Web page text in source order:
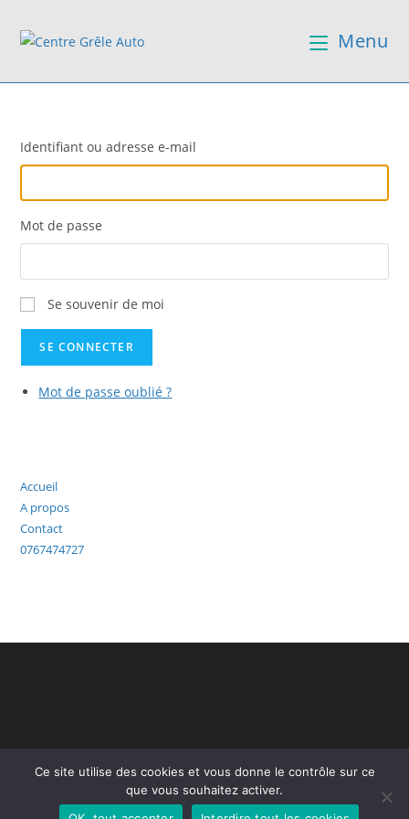
Menu
Identifiant ou adresse e-mail
Mot de passe
Se souvenir de moi
SE CONNECTER
Mot de passe oublié ?
Accueil
A propos
Contact
0767474727
Ce site utilise des cookies et vous donne le contrôle sur ce
que vous souhaitez activer.